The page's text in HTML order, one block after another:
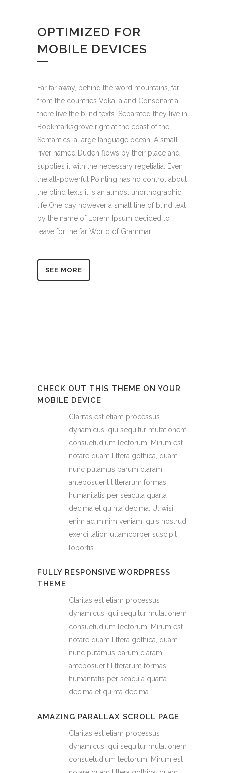
OPTIMIZED FOR
MOBILE DEVICES
Far far away, behind the word mountains, far
from the countries Vokalia and Consonantia,
there live the blind texts. Separated they live in
Bookmarksgrove right at the coast of the
Semantics, a large language ocean. A small
river named Duden flows by their place and
supplies it with the necessary regelialia. Even
the all-powerful Pointing has no control about
the blind texts it is an almost unorthographic
life One day however a small line of blind text
by the name of Lorem Ipsum decided to
leave for the far World of Grammar.
SEE MORE
CHECK OUT THIS THEME ON YOUR
MOBILE DEVICE
Claritas est etiam processus
dynamicus, qui sequitur mutationem
consuetudium lectorum. Mirum est
notare quam littera gothica, quam
nunc putamus parum claram,
anteposuerit litterarum formas
humanitatis per seacula quarta
decima et quinta decima. Ut wisi
enim ad minim veniam, quis nostrud
exerci tation ullamcorper suscipit
lobortis.
FULLY RESPONSIVE WORDPRESS
THEME
Claritas est etiam processus
dynamicus, qui sequitur mutationem
consuetudium lectorum. Mirum est
notare quam littera gothica, quam
nunc putamus parum claram,
anteposuerit litterarum formas
humanitatis per seacula quarta
decima et quinta decima.
AMAZING PARALLAX SCROLL PAGE
Claritas est etiam processus
dynamicus, qui sequitur mutationem
consuetudium lectorum. Mirum est